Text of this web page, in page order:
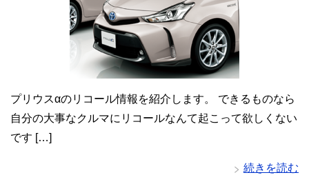
プリウスαのリコール情報を紹介します。 できるものなら
自分の大事なクルマにリコールなんて起こって欲しくない
です […]
続きを読む